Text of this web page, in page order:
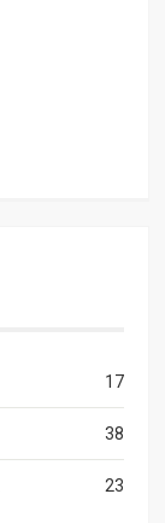
17
38
23